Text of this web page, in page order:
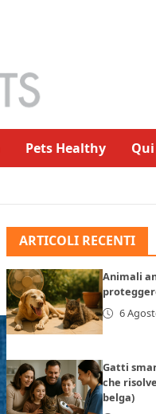
Pets Healthy
ARTICOLI RECENTI
Animali
6
Gatti
che
belga)